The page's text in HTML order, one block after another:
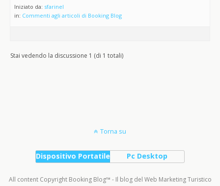
Iniziato da: sfarinel
in: Commenti agli articoli di Booking Blog
Stai vedendo la discussione 1 (di 1 totali)
Torna su
Dispositivo Portatile Pc Desktop
All content Copyright Booking Blog™ - Il blog del Web Marketing Turistico